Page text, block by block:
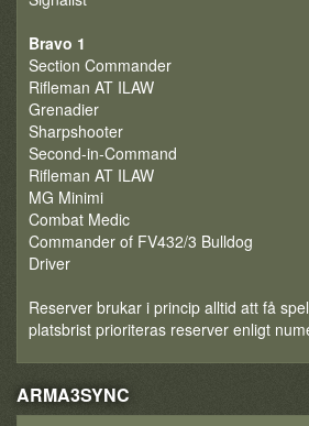
Bravo 1
Section Commander
Rifleman AT ILAW
Grenadier
Sharpshooter
Second-in-Command
Rifleman AT ILAW
MG Minimi
Combat Medic
Commander of FV432/3 Bulldog
Driver
Reserver brukar i princip alltid att få
platsbrist prioriteras reserver enligt
ARMA3SYNC